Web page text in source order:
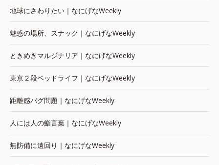
地球にさわりたい｜なにげなWeekly
魅惑の場所、スナック｜なにげなWeekly
ときめきマルジナリア｜なにげなWeekly
東京２段ベッドライフ｜なにげなWeekly
距離感バグ問題｜なにげなWeekly
人には人の鮨言葉｜なにげなWeekly
無防備に遠回り｜なにげなWeekly